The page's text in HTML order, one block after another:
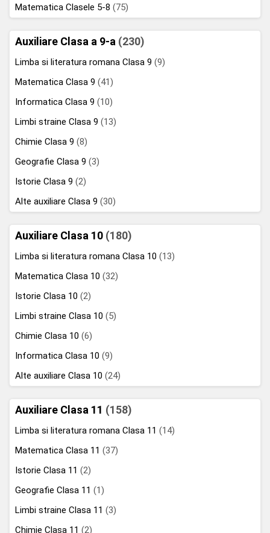
Matematica Clasele 5-8 (75)
Auxiliare Clasa a 9-a (230)
Limba si literatura romana Clasa 9 (9)
Matematica Clasa 9 (41)
Informatica Clasa 9 (10)
Limbi straine Clasa 9 (13)
Chimie Clasa 9 (8)
Geografie Clasa 9 (3)
Istorie Clasa 9 (2)
Alte auxiliare Clasa 9 (30)
Auxiliare Clasa 10 (180)
Limba si literatura romana Clasa 10 (13)
Matematica Clasa 10 (32)
Istorie Clasa 10 (2)
Limbi straine Clasa 10 (5)
Chimie Clasa 10 (6)
Informatica Clasa 10 (9)
Alte auxiliare Clasa 10 (24)
Auxiliare Clasa 11 (158)
Limba si literatura romana Clasa 11 (14)
Matematica Clasa 11 (37)
Istorie Clasa 11 (2)
Geografie Clasa 11 (1)
Limbi straine Clasa 11 (3)
Chimie Clasa 11 (2)